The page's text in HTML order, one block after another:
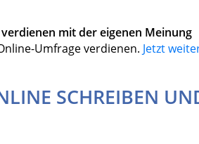
verdienen mit der eigenen Meinung
Umfrage verdienen. Jetzt
SCHREIBEN